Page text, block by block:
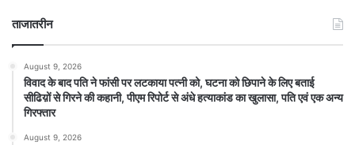
ताजातरीन
August 9, 2026
विवाद के बाद पति ने फांसी पर लटकाया पत्नी को, घटना को छिपाने के लिए बताई
सीढिय़ों से गिरने की कहानी, पीएम रिपोर्ट से अंधे हत्याकांड का खुलासा, पति एवं एक अन्य
गिरफ्तार
August 9, 2026